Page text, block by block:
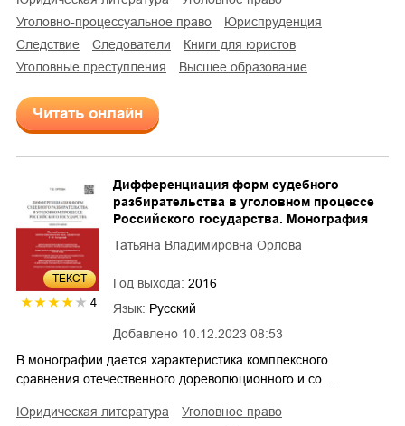
уголовно-процессуальное право
юриспруденция
следствие
следователи
книги для юристов
уголовные преступления
высшее образование
Читать онлайн
ТЕКСТ
4
Добавлено 10.12.2023 08:53
Дифференциация форм судебного
разбирательства в уголовном процессе
Российского государства. Монография
Татьяна Владимировна Орлова
Год выхода: 2016
Язык: Русский
В монографии дается характеристика комплексного
сравнения отечественного дореволюционного и со…
юридическая литература
уголовное право